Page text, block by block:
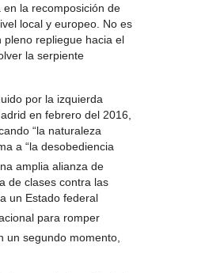
la recomposición de
local y europeo. No es
repliegue hacia el
la serpiente
por la izquierda
en febrero del 2016,
“la naturaleza
a “la desobediencia
amplia alianza de
de clases contra las
un Estado federal
para romper
un segundo momento,